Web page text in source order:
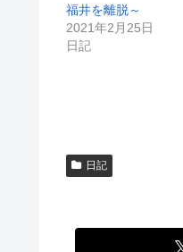
開
き
ま
す
)
新
し
い
福井を離脱～
2021年2月25日
日記
日記